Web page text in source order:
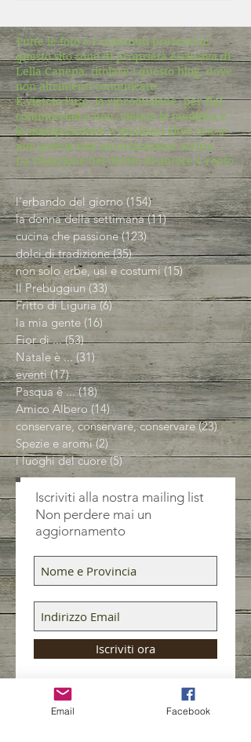
Tutte le foto e i contenuti presenti in
questo sito sono di proprietà esclusiva di
Lella Canepa, titolare i questo blog, dove
non altrimenti comunicato.
È vietato l'uso, la riproduzione, per fini
commerciali e non, vietata la modifica e
la manipolazione e qualsiasi altro uso se
non previa mia autorizzazione scritta.
La violazione del diritto di autore è reato
l'erbando del giorno (154)154 post
la donna della settimana (11)11 post
cucina che passione (123)123 post
dolci di tradizione (35)35 post
non solo erbe, usi e costumi (15) 15 post
Il Prebuggiun (33) 33 post
Fritto di Liguria (6)6 post
la mia gente (16) 16 post
Fior di ... (53)53 post
Natale è ... (31)31 post
eventi (17)17 post
Pasqua è ... (18)18 post
Amico Albero (14)14 post
conservare, conservare, conservare (23)23 post
Spezie e aromi (2)2 post
i luoghi del cuore (5)5 post
Iscriviti alla nostra mailing list
Non perdere mai un
aggiornamento
Iscriviti ora
Email Facebook